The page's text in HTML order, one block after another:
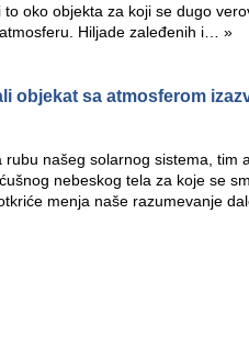
oko objekta za koji se dugo
Hiljade zaleđenih i… »
objekat sa atmosferom
našeg solarnog sistema, tim
nebeskog tela za koje se
menja naše razumevanje